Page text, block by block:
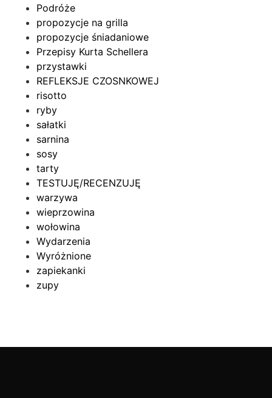
Podróże
propozycje na grilla
propozycje śniadaniowe
Przepisy Kurta Schellera
przystawki
REFLEKSJE CZOSNKOWEJ
risotto
ryby
sałatki
sarnina
sosy
tarty
TESTUJĘ/RECENZUJĘ
warzywa
wieprzowina
wołowina
Wydarzenia
Wyróżnione
zapiekanki
zupy